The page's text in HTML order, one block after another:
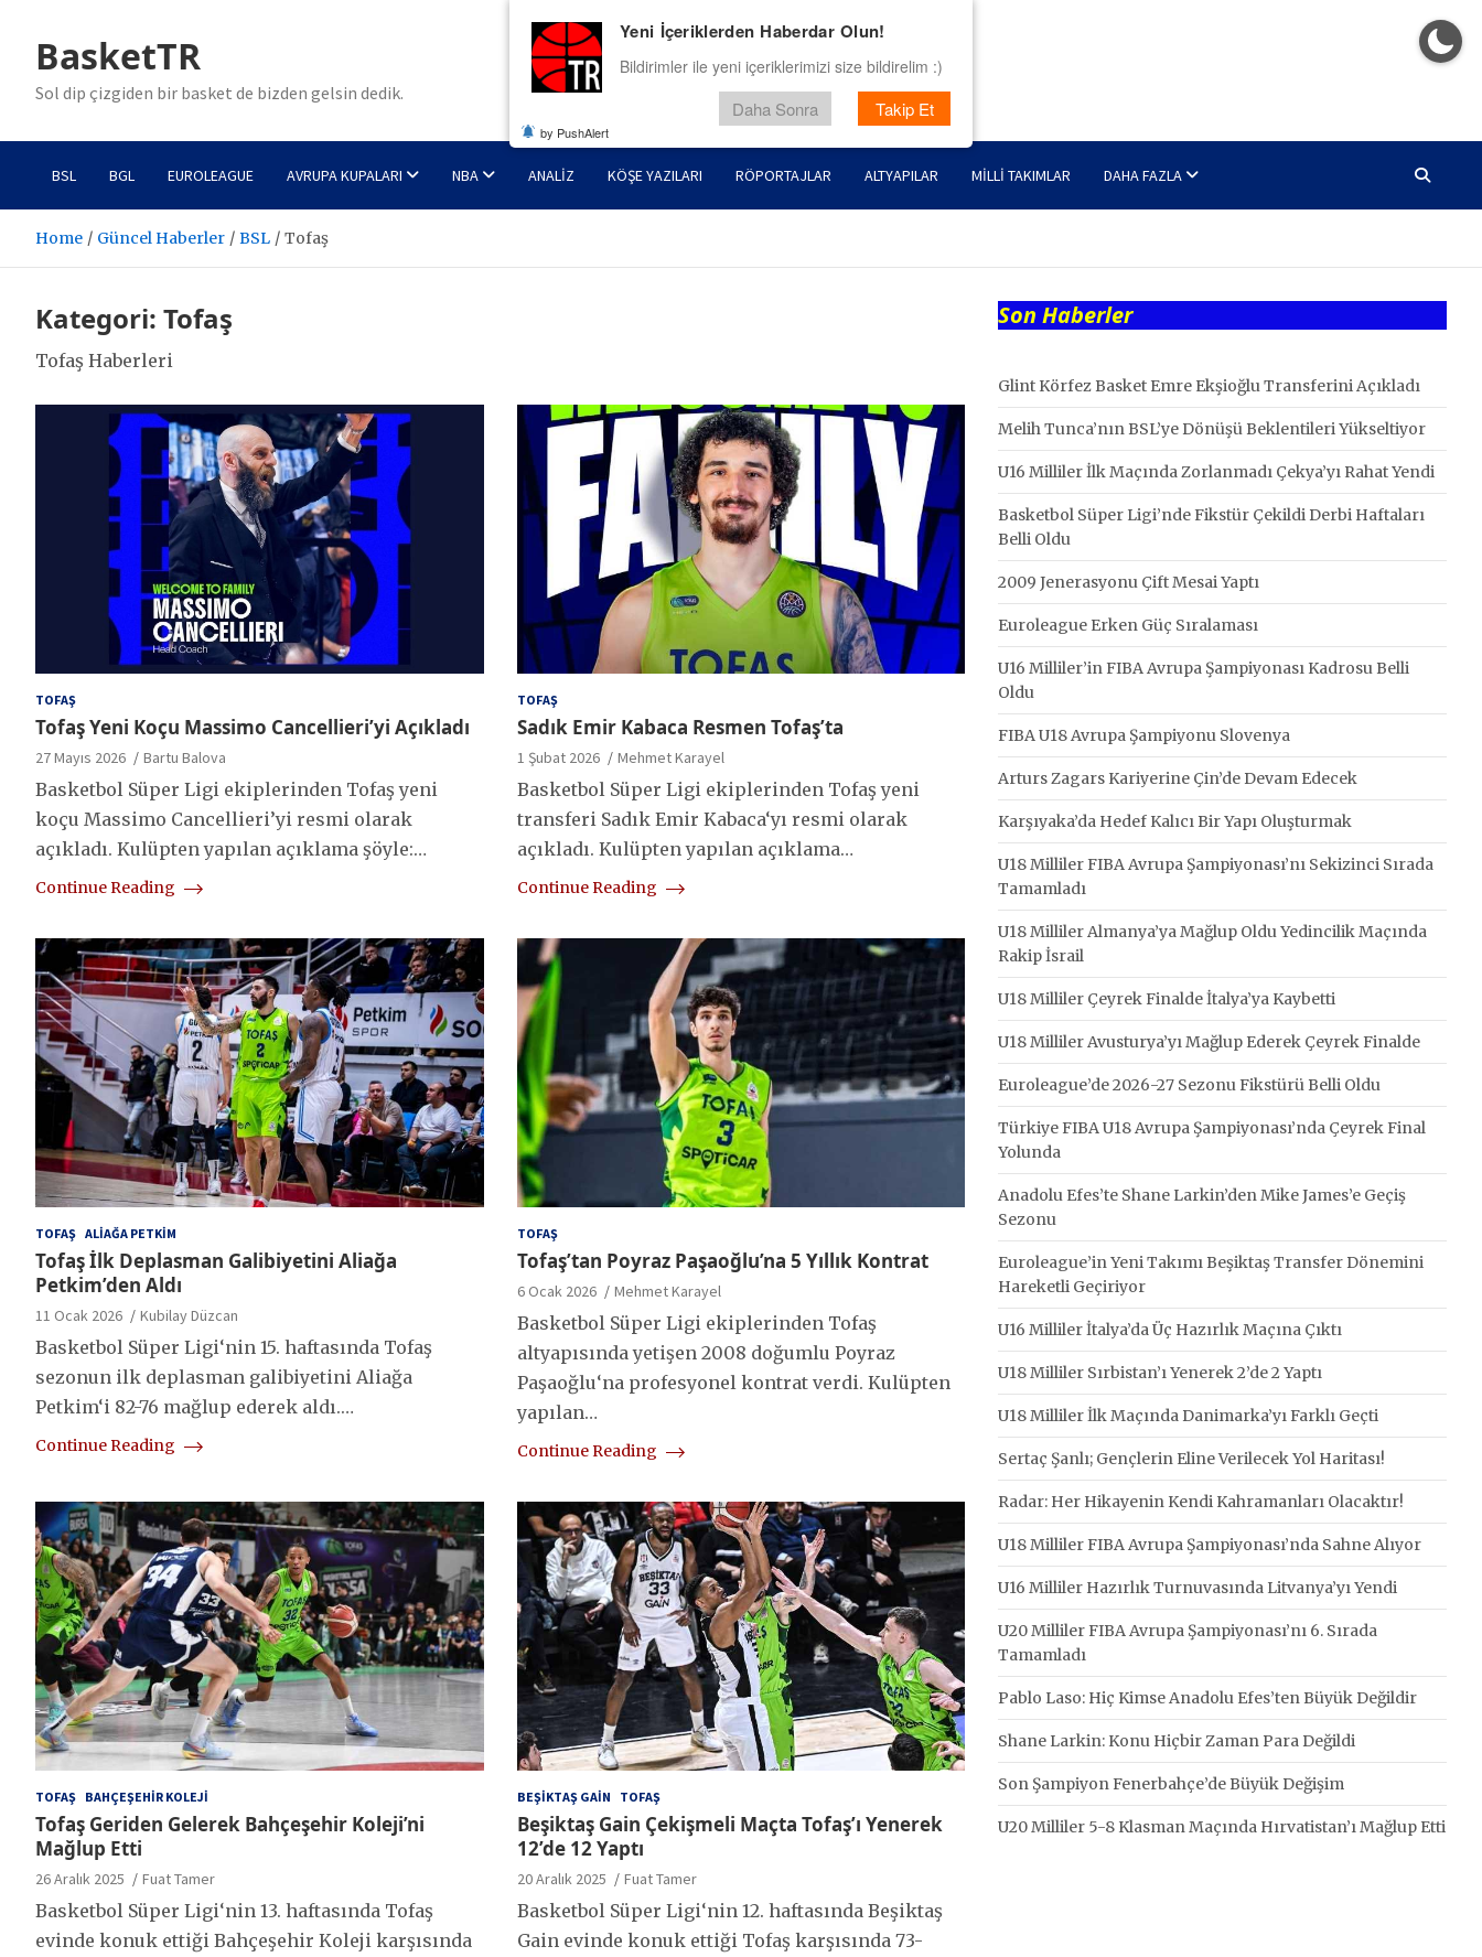
contentBasketTR
Sol dip çizgiden bir basket de bizden gelsin dedik.
BSL BGL EUROLEAGUE AVRUPA KUPALARI NBA ANALIZ KÖŞE YAZILARI RÖPORTAJLAR ALTYAPILAR MILLI TAKIMLAR DAHA FAZLA
Home Güncel Haberler BSL Tofaş
Kategori: Tofaş
Tofaş Haberleri
TOFAŞ
Tofaş Yeni Koçu Massimo Cancellieri’yi Açıkladı
27 Mayıs 2026 Bartu Balova
Basketbol Süper Ligi ekiplerinden Tofaş yeni
koçu Massimo Cancellieri’yi resmi olarak
açıkladı. Kulüpten yapılan açıklama şöyle:…
Continue Reading
TOFAŞ
Sadık Emir Kabaca Resmen Tofaş’ta
1 Şubat 2026 Mehmet Karayel
Basketbol Süper Ligi ekiplerinden Tofaş yeni
transferi Sadık Emir Kabaca‘yı resmi olarak
açıkladı. Kulüpten yapılan açıklama…
Continue Reading
TOFAŞ ALIAĞA PETKIM
Tofaş İlk Deplasman Galibiyetini Aliağa
Petkim’den Aldı
11 Ocak 2026 Kubilay Düzcan
Basketbol Süper Ligi‘nin 15. haftasında Tofaş
sezonun ilk deplasman galibiyetini Aliağa
Petkim‘i 82-76 mağlup ederek aldı.…
Continue Reading
TOFAŞ
Tofaş’tan Poyraz Paşaoğlu’na 5 Yıllık Kontrat
6 Ocak 2026 Mehmet Karayel
Basketbol Süper Ligi ekiplerinden Tofaş
altyapısında yetişen 2008 doğumlu Poyraz
Paşaoğlu‘na profesyonel kontrat verdi. Kulüpten
yapılan…
Continue Reading
TOFAŞ BAHÇEŞEHIR KOLEJI
Tofaş Geriden Gelerek Bahçeşehir Koleji’ni
Mağlup Etti
26 Aralık 2025 Fuat Tamer
Basketbol Süper Ligi‘nin 13. haftasında Tofaş
evinde konuk ettiği Bahçeşehir Koleji karşısında
BEŞIKTAŞ GAIN TOFAŞ
Beşiktaş Gain Çekişmeli Maçta Tofaş’ı Yenerek
12’de 12 Yaptı
20 Aralık 2025 Fuat Tamer
Basketbol Süper Ligi‘nin 12. haftasında Beşiktaş
Gain evinde konuk ettiği Tofaş karşısında 73-
Son Haberler
Glint Körfez Basket Emre Ekşioğlu Transferini Açıkladı
Melih Tunca’nın BSL’ye Dönüşü Beklentileri Yükseltiyor
U16 Milliler İlk Maçında Zorlanmadı Çekya’yı Rahat Yendi
Basketbol Süper Ligi’nde Fikstür Çekildi Derbi Haftaları
Belli Oldu
2009 Jenerasyonu Çift Mesai Yaptı
Euroleague Erken Güç Sıralaması
U16 Milliler’in FIBA Avrupa Şampiyonası Kadrosu Belli
Oldu
FIBA U18 Avrupa Şampiyonu Slovenya
Arturs Zagars Kariyerine Çin’de Devam Edecek
Karşıyaka’da Hedef Kalıcı Bir Yapı Oluşturmak
U18 Milliler FIBA Avrupa Şampiyonası’nı Sekizinci Sırada
Tamamladı
U18 Milliler Almanya’ya Mağlup Oldu Yedincilik Maçında
Rakip İsrail
U18 Milliler Çeyrek Finalde İtalya’ya Kaybetti
U18 Milliler Avusturya’yı Mağlup Ederek Çeyrek Finalde
Euroleague’de 2026-27 Sezonu Fikstürü Belli Oldu
Türkiye FIBA U18 Avrupa Şampiyonası’nda Çeyrek Final
Yolunda
Anadolu Efes’te Shane Larkin’den Mike James’e Geçiş
Sezonu
Euroleague’in Yeni Takımı Beşiktaş Transfer Dönemini
Hareketli Geçiriyor
U16 Milliler İtalya’da Üç Hazırlık Maçına Çıktı
U18 Milliler Sırbistan’ı Yenerek 2’de 2 Yaptı
U18 Milliler İlk Maçında Danimarka’yı Farklı Geçti
Sertaç Şanlı; Gençlerin Eline Verilecek Yol Haritası!
Radar: Her Hikayenin Kendi Kahramanları Olacaktır!
U18 Milliler FIBA Avrupa Şampiyonası’nda Sahne Alıyor
U16 Milliler Hazırlık Turnuvasında Litvanya’yı Yendi
U20 Milliler FIBA Avrupa Şampiyonası’nı 6. Sırada
Tamamladı
Pablo Laso: Hiç Kimse Anadolu Efes’ten Büyük Değildir
Shane Larkin: Konu Hiçbir Zaman Para Değildi
Son Şampiyon Fenerbahçe’de Büyük Değişim
U20 Milliler 5-8 Klasman Maçında Hırvatistan’ı Mağlup Etti
Yeni İçeriklerden Haberdar Olun!
Bildirimler ile yeni içeriklerimizi size bildirelim :)
Daha Sonra Takip Et
by PushAlert